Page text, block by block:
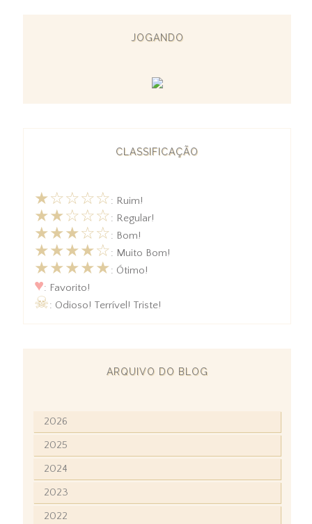
JOGANDO
CLASSIFICAÇÃO
★☆☆☆☆: Ruim!
★★☆☆☆: Regular!
★★★☆☆: Bom!
★★★★☆: Muito Bom!
★★★★★: Ótimo!
♥: Favorito!
☠: Odioso! Terrível! Triste!
ARQUIVO DO BLOG
2026
2025
2024
2023
2022